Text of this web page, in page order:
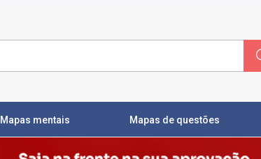
Mapas mentais Mapas de questões